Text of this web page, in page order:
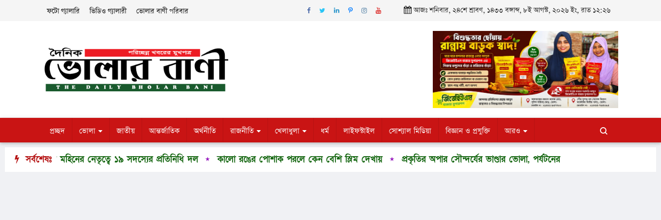
ফটো গ্যালারি ভিডিও গ্যালারী ভোলার বাণী পরিবার আজঃ শনিবার, ২৪শে শ্রাবণ, ১৪৩৩ বঙ্গাব্দ, ৮ই আগস্ট, ২০২৬ ইং, রাত ১২:২৬
প্রচ্ছদ ভোলা জাতীয় আন্তর্জাতিক অর্থনীতি রাজনীতি খেলাধুলা ধর্ম লাইফস্টাইল সোশ্যাল মিডিয়া বিজ্ঞান ও প্রযুক্তি আরও
সর্বশেষঃ
হোসেন মহিনের নেতৃত্বে ১৯ সদস্যের প্রতিনিধি দল কালো রঙের পোশাক পরলে কেন বেশি স্লিম দেখায় প্রকৃতির অপার সৌন্দর্যের ভাণ্ডার ভোলা, পর্যটনের নতুন সম্ভাবনায় বদলে যেতে পারে